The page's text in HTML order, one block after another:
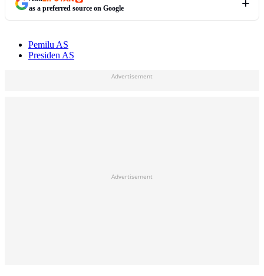
as a preferred source on Google
Pemilu AS
Presiden AS
Advertisement
Advertisement